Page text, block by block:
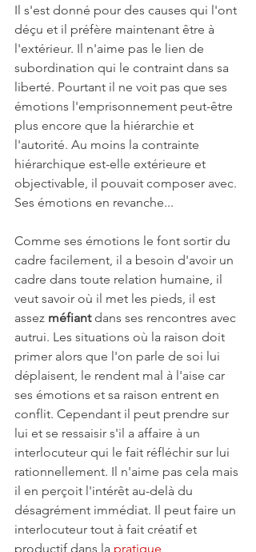
Il s'est donné pour des causes qui l'ont
déçu et il préfère maintenant être à
l'extérieur. Il n'aime pas le lien de
subordination qui le contraint dans sa
liberté. Pourtant il ne voit pas que ses
émotions l'emprisonnement peut-être
plus encore que la hiérarchie et
l'autorité. Au moins la contrainte
hiérarchique est-elle extérieure et
objectivable, il pouvait composer avec.
Ses émotions en revanche...
Comme ses émotions le font sortir du
cadre facilement, il a besoin d'avoir un
cadre dans toute relation humaine, il
veut savoir où il met les pieds, il est
assez méfiant dans ses rencontres avec
autrui. Les situations où la raison doit
primer alors que l'on parle de soi lui
déplaisent, le rendent mal à l'aise car
ses émotions et sa raison entrent en
conflit. Cependant il peut prendre sur
lui et se ressaisir s'il a affaire à un
interlocuteur qui le fait réfléchir sur lui
rationnellement. Il n'aime pas cela mais
il en perçoit l'intérêt au-delà du
désagrément immédiat. Il peut faire un
interlocuteur tout à fait créatif et
productif dans la pratique